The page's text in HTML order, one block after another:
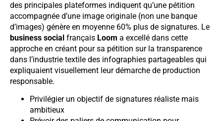
des principales plateformes indiquent qu’une pétition
accompagnée d’une image originale (non une banque
d’images) génère en moyenne 60% plus de signatures. Le
business social français Loom a excellé dans cette
approche en créant pour sa pétition sur la transparence
dans l’industrie textile des infographies partageables qui
expliquaient visuellement leur démarche de production
responsable.
Privilégier un objectif de signatures réaliste mais
ambitieux